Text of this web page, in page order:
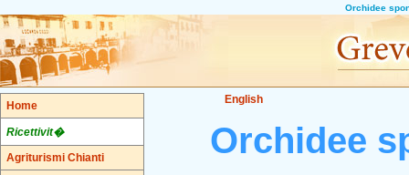
Orchidee
Home
Ricettivit�
Agriturismi Chianti
English
Orchidee